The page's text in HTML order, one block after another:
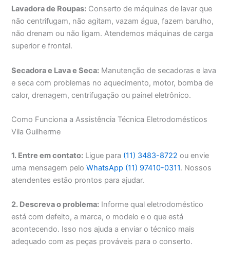
Lavadora de Roupas: Conserto de máquinas de lavar que
não centrifugam, não agitam, vazam água, fazem barulho,
não drenam ou não ligam. Atendemos máquinas de carga
superior e frontal.
Secadora e Lava e Seca: Manutenção de secadoras e lava
e seca com problemas no aquecimento, motor, bomba de
calor, drenagem, centrifugação ou painel eletrônico.
Como Funciona a Assistência Técnica Eletrodomésticos
Vila Guilherme
1. Entre em contato: Ligue para (11) 3483-8722 ou envie
uma mensagem peloWhatsApp (11) 97410-0311. Nossos
atendentes estão prontos para ajudar.
2. Descreva o problema: Informe qual eletrodoméstico
está com defeito, a marca, o modelo e o que está
acontecendo. Isso nos ajuda a enviar o técnico mais
adequado com as peças prováveis para o conserto.